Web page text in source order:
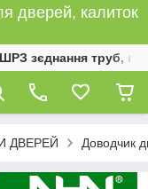
дверей, калиток
зєднання труб,
ДВЕРЕЙ Доводчик